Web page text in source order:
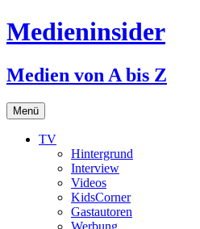
Medieninsider
Medien von A bis Z
Menü Zum
Inhalt
springen
TV
Hintergrund
Interview
Videos
KidsCorner
Gastautoren
Werbung